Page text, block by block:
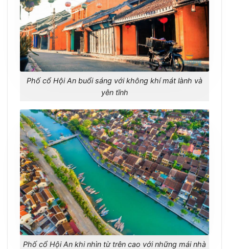
Phố cổ Hội An buổi sáng với không khí mát lành và
yên tĩnh
Phố cổ Hội An khi nhìn từ trên cao với những mái nhà